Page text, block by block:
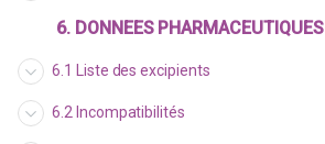
6. DONNEES PHARMACEUTIQUES
6.1 Liste des excipients
6.2 Incompatibilités